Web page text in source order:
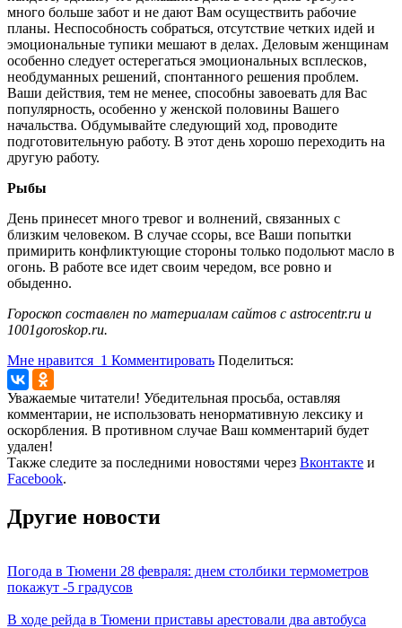
много больше забот и не дают Вам осуществить рабочие
планы. Неспособность собраться, отсутствие четких идей и
эмоциональные тупики мешают в делах. Деловым женщинам
особенно следует остерегаться эмоциональных всплесков,
необдуманных решений, спонтанного решения проблем.
Ваши действия, тем не менее, способны завоевать для Вас
популярность, особенно у женской половины Вашего
начальства. Обдумывайте следующий ход, проводите
подготовительную работу. В этот день хорошо переходить на
другую работу.
Рыбы
День принесет много тревог и волнений, связанных с
близким человеком. В случае ссоры, все Ваши попытки
примирить конфликтующие стороны только подольют масло в
огонь. В работе все идет своим чередом, все ровно и
обыденно.
Гороскоп составлен по материалам сайтов с astrocentr.ru и
1001goroskop.ru.
Мне нравится 1 Комментировать Поделиться:
Уважаемые читатели! Убедительная просьба, оставляя
комментарии, не использовать ненормативную лексику и
оскорбления. В противном случае Ваш комментарий будет
удален!
Также следите за последними новостями через Вконтакте и
Facebook.
Другие новости
Погода в Тюмени 28 февраля: днем столбики термометров
покажут -5 градусов
В ходе рейда в Тюмени приставы арестовали два автобуса